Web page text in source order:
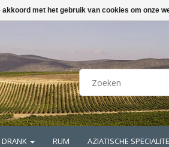
DRANK RUM AZIATISCHE
akkoord met het gebruik van cookies om onze